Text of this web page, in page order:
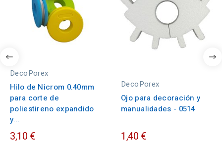
DecoPorex
Hilo de Nicrom 0.40mm
para corte de
poliestireno expandido
y...
3,10 €
DecoPorex
Ojo para decoración y
manualidades - 0514
1,40 €